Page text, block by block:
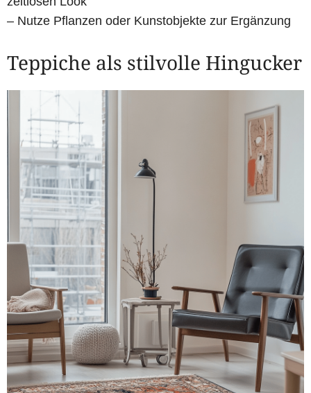
– Nutze Pflanzen oder Kunstobjekte zur Ergänzung
Teppiche als stilvolle Hingucker